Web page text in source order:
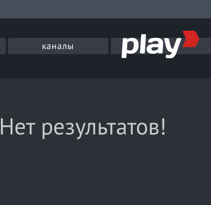
каналы
Нет результатов!